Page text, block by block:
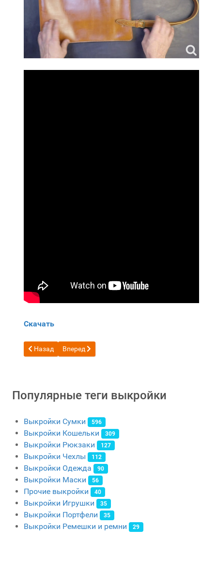
Скачать
Предыдущий: Бесплатная выкройка кожаного женского
Назад Следующий: Бесплатная выкройка Leather
Вперед
Популярные теги выкройки
Выкройки Сумки 596
Выкройки Кошельки 309
Выкройки Рюкзаки 127
Выкройки Чехлы 112
Выкройки Одежда 90
Выкройки Маски 56
Прочие выкройки 40
Выкройки Игрушки 35
Выкройки Портфели 35
Выкройки Ремешки и ремни 29